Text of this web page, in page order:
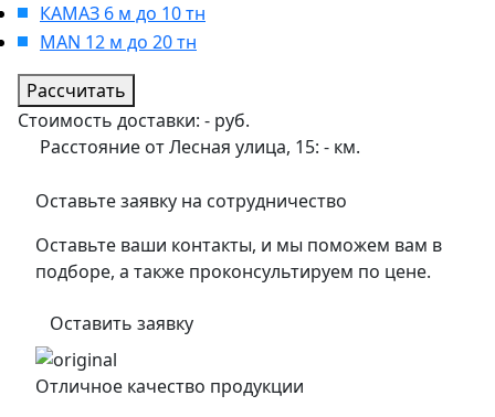
КАМАЗ 6 м до 10 тн
MAN 12 м до 20 тн
Рассчитать
Стоимость доставки: - руб.
Расстояние от Лесная улица, 15: - км.
Оставьте заявку на сотрудничество
Оставьте ваши контакты, и мы поможем вам в
подборе, а также проконсультируем по цене.
Оставить заявку
Отличное качество продукции